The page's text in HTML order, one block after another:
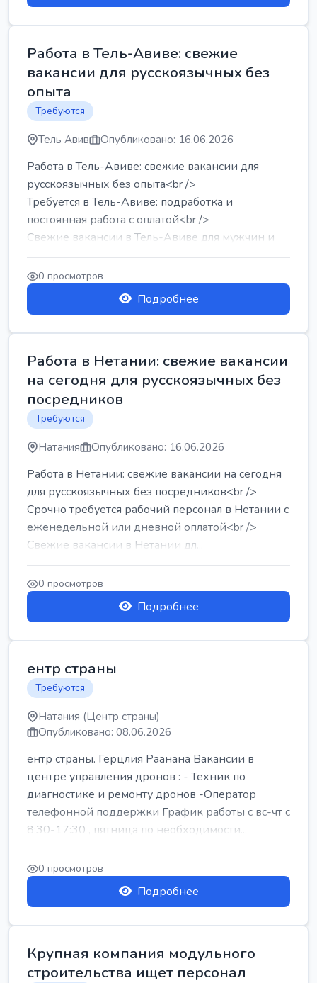
Работа в Тель-Авиве: свежие
вакансии для русскоязычных без
опыта
Требуются
Тель Авив Опубликовано: 16.06.2026
Работа в Тель-Авиве: свежие вакансии для
русскоязычных без опыта<br />
Требуется в Тель-Авиве: подработка и
постоянная работа с оплатой<br />
Свежие вакансии в Тель-Авиве для мужчин и
женщин от хозя...
0 просмотров
Подробнее
Работа в Нетании: свежие вакансии
на сегодня для русскоязычных без
посредников
Требуются
Натания Опубликовано: 16.06.2026
Работа в Нетании: свежие вакансии на сегодня
для русскоязычных без посредников<br />
Срочно требуется рабочий персонал в Нетании с
еженедельной или дневной оплатой<br />
Свежие вакансии в Нетании дл...
0 просмотров
Подробнее
ентр страны
Требуются
Натания (Центр страны)
Опубликовано: 08.06.2026
ентр страны. Герцлия Раанана Вакансии в
центре управления дронов : - Техник по
диагностике и ремонту дронов -Оператор
телефонной поддержки График работы с вс-чт с
8:30-17:30 , пятница по необходимости...
0 просмотров
Подробнее
Крупная компания модульного
строительства ищет персонал